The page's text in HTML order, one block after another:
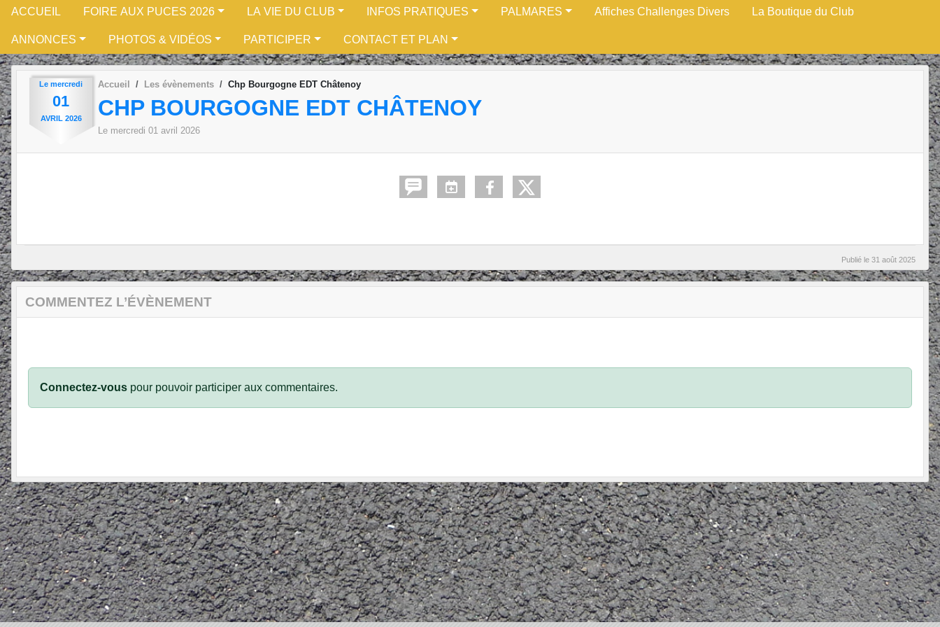
ACCUEIL FOIRE AUX PUCES 2026 LA VIE DU CLUB INFOS PRATIQUES PALMARES Affiches Challenges Divers La Boutique du Club
ANNONCES PHOTOS & VIDÉOS PARTICIPER CONTACT ET PLAN
Le mercredi
01
AVRIL 2026
Accueil Les évènements Chp Bourgogne EDT Châtenoy
CHP BOURGOGNE EDT CHÂTENOY
Le mercredi 01 avril 2026
Publié le 31 août 2025
COMMENTEZ L’ÉVÈNEMENT
Connectez-vous pour pouvoir participer aux commentaires.